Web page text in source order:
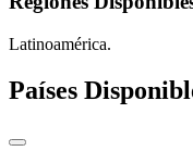
Latinoamérica.
Países